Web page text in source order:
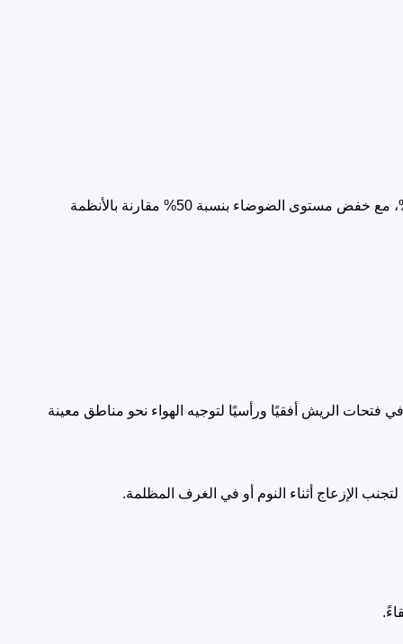
يعمل بسرعات متغيرة تتراوح بين 1% و100% حسب الحاجة الفعلية، مما يقلل الاهتزاز بنسبة تصل إلى 50%، ويوفر استهلاك الطاقة حتى 60%، مع خفض مستوى الضوضاء بنسبة 50% مقارنة بالأنظمة
فتحات الريش أفقيًا ورأسيًا لتوجيه الهواء نحو مناطق معينة
الإزعاج أثناء النوم أو في الغرف المظلمة.